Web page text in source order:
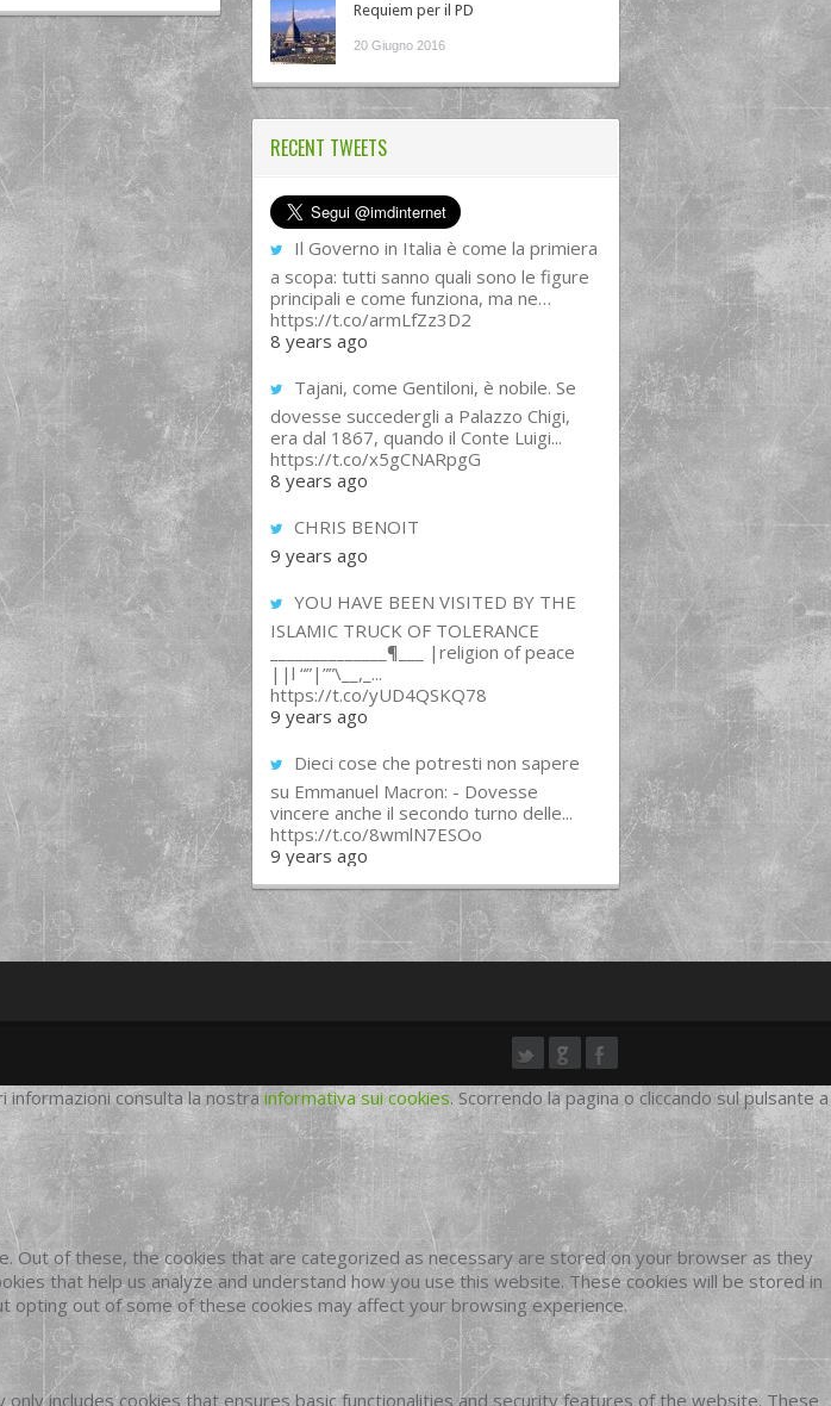
Requiem per il PD
20 Giugno 2016
RECENT TWEETS
Il Governo in Italia è come la primiera
a scopa: tutti sanno quali sono le figure
principali e come funziona, ma ne…
https://t.co/armLfZz3D2
8 years ago
Tajani, come Gentiloni, è nobile. Se
dovesse succedergli a Palazzo Chigi,
era dal 1867, quando il Conte Luigi...
https://t.co/x5gCNARpgG
8 years ago
CHRIS BENOIT
9 years ago
YOU HAVE BEEN VISITED BY THE
ISLAMIC TRUCK OF TOLERANCE
______________¶___ |religion of peace
||l “”|””\__,_...
https://t.co/yUD4QSKQ78
9 years ago
Dieci cose che potresti non sapere
su Emmanuel Macron: - Dovesse
vincere anche il secondo turno delle...
https://t.co/8wmlN7ESOo
9 years ago
consulta la nostra informativa sui cookies. Scorrendo la pagina o cliccando sul pulsante a
of these, the cookies that are categorized as necessary are stored on your browser as they
that help us analyze and understand how you use this website. These cookies will be stored in
out of some of these cookies may affect your browsing experience.
includes cookies that ensures basic functionalities and security features of the website. These